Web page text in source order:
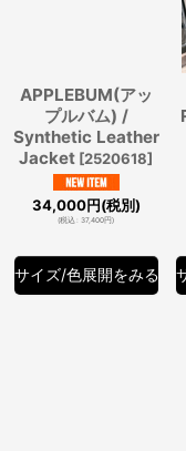
APPLEBUM(アッ
プルバム) /
Synthetic Leather
Jacket [2520618]
34,000円(税別)
(税込: 37,400円)
サイズ/色展開をみる